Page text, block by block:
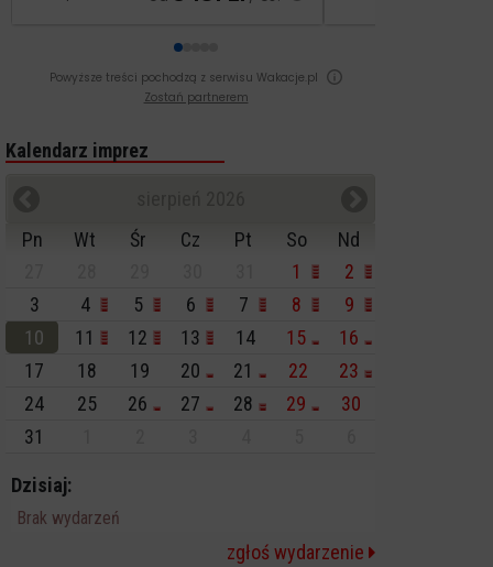
Powyższe treści pochodzą z serwisu Wakacje.pl
Zostań partnerem
Kalendarz imprez
Pn
Wt Śr Cz Pt So
Nd
1
2
3
4 5 6 7 8
9
10
11 12 13 14 15
16
17
18 19 20 21 22
23
24
25 26 27 28 29
30
31
Dzisiaj:
Brak wydarzeń
zgłoś wydarzenie